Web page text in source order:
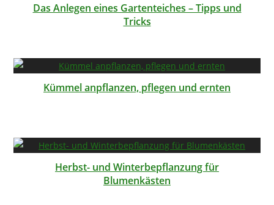
Das Anlegen eines Gartenteiches – Tipps und
Tricks
Kümmel anpflanzen, pflegen und ernten
Herbst- und Winterbepflanzung für
Blumenkästen